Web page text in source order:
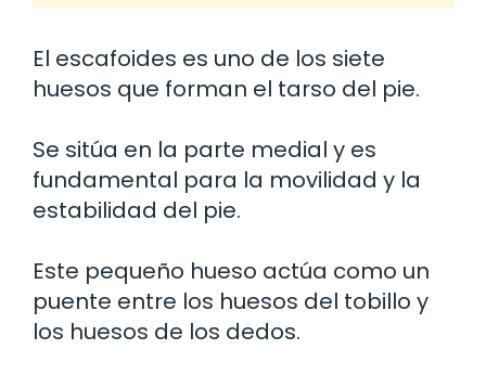
El escafoides es uno de los siete
huesos que forman el tarso del pie.
Se sitúa en la parte medial y es
fundamental para la movilidad y la
estabilidad del pie.
Este pequeño hueso actúa como un
puente entre los huesos del tobillo y
los huesos de los dedos.